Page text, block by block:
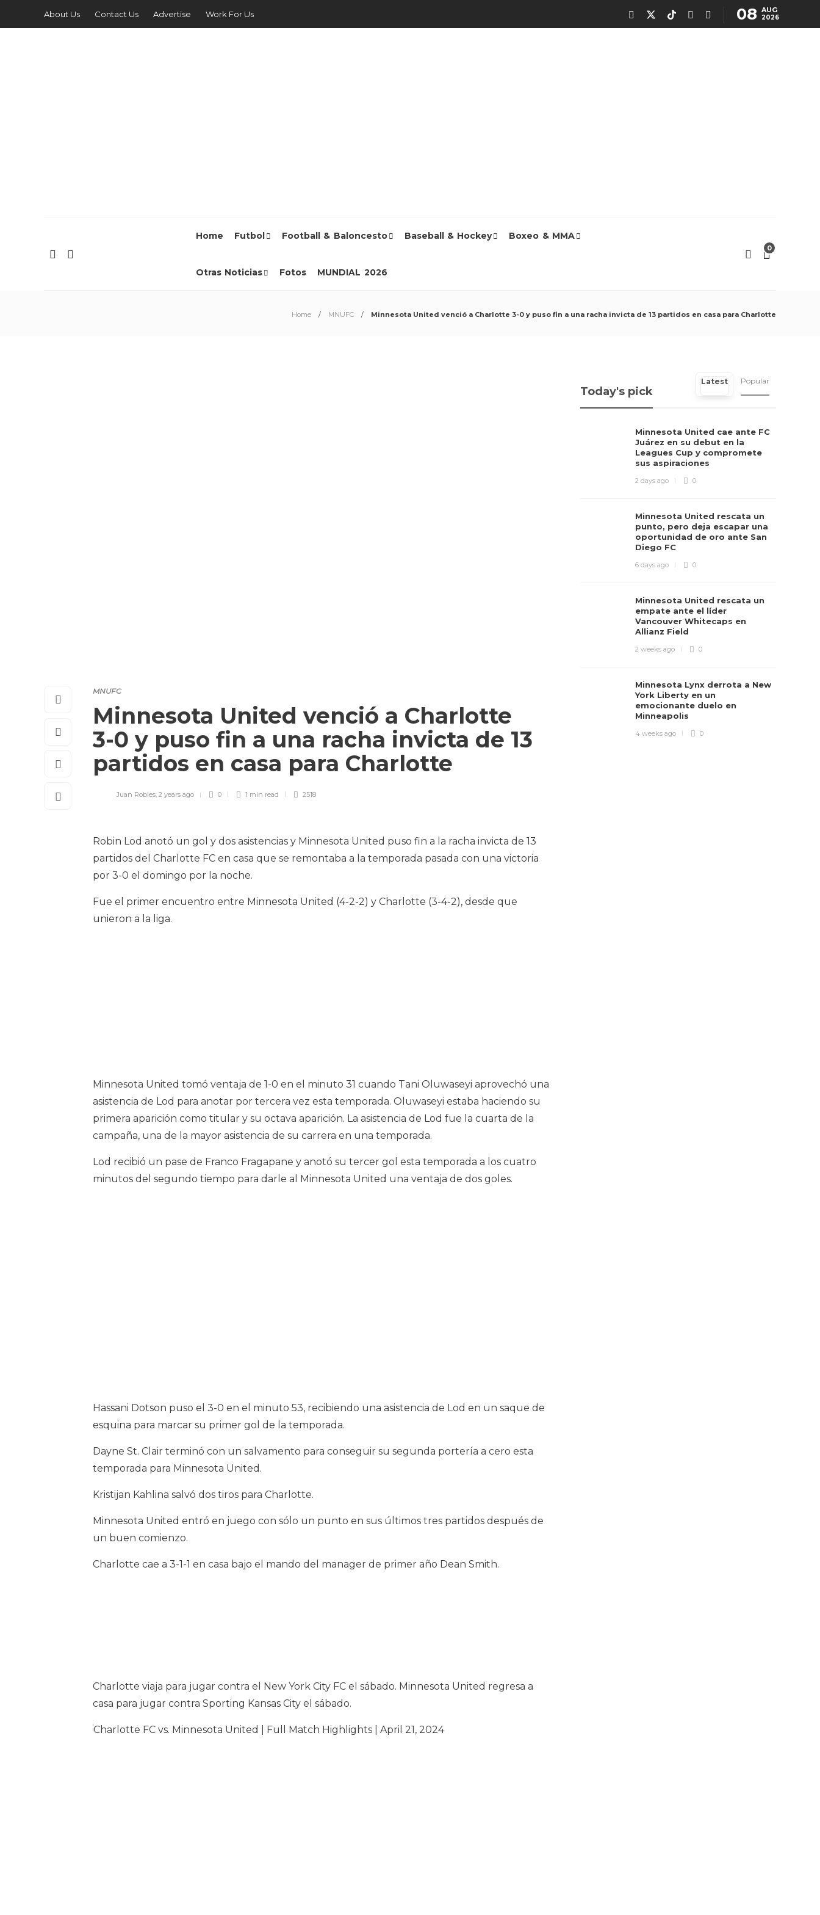
About Us Contact Us Advertise Work For Us 08 AUG
2026
Home Futbol Football & Baloncesto Baseball & Hockey Boxeo & MMA
Otras Noticias Fotos MUNDIAL 2026
0
Home MNUFC Minnesota United venció a Charlotte 3-0 y puso fin a una racha invicta de 13 partidos en casa para Charlotte
MNUFC
Minnesota United venció a Charlotte
3-0 y puso fin a una racha invicta de 13
partidos en casa para Charlotte
Juan Robles, 2 years ago 0 1 min read 2518
Robin Lod anotó un gol y dos asistencias y Minnesota United puso fin a la racha invicta de 13
partidos del Charlotte FC en casa que se remontaba a la temporada pasada con una victoria
por 3-0 el domingo por la noche.
Fue el primer encuentro entre Minnesota United (4-2-2) y Charlotte (3-4-2), desde que
unieron a la liga.
Minnesota United tomó ventaja de 1-0 en el minuto 31 cuando Tani Oluwaseyi aprovechó una
asistencia de Lod para anotar por tercera vez esta temporada. Oluwaseyi estaba haciendo su
primera aparición como titular y su octava aparición. La asistencia de Lod fue la cuarta de la
campaña, una de la mayor asistencia de su carrera en una temporada.
Lod recibió un pase de Franco Fragapane y anotó su tercer gol esta temporada a los cuatro
minutos del segundo tiempo para darle al Minnesota United una ventaja de dos goles.
Hassani Dotson puso el 3-0 en el minuto 53, recibiendo una asistencia de Lod en un saque de
esquina para marcar su primer gol de la temporada.
Dayne St. Clair terminó con un salvamento para conseguir su segunda portería a cero esta
temporada para Minnesota United.
Kristijan Kahlina salvó dos tiros para Charlotte.
Minnesota United entró en juego con sólo un punto en sus últimos tres partidos después de
un buen comienzo.
Charlotte cae a 3-1-1 en casa bajo el mando del manager de primer año Dean Smith.
Charlotte viaja para jugar contra el New York City FC el sábado. Minnesota United regresa a
casa para jugar contra Sporting Kansas City el sábado.
Today's pick
Latest Popular
Minnesota United cae ante FC
Juárez en su debut en la
Leagues Cup y compromete
sus aspiraciones
2 days ago 0
Minnesota United rescata un
punto, pero deja escapar una
oportunidad de oro ante San
Diego FC
6 days ago 0
Minnesota United rescata un
empate ante el líder
Vancouver Whitecaps en
Allianz Field
2 weeks ago 0
Minnesota Lynx derrota a New
York Liberty en un
emocionante duelo en
Minneapolis
4 weeks ago 0